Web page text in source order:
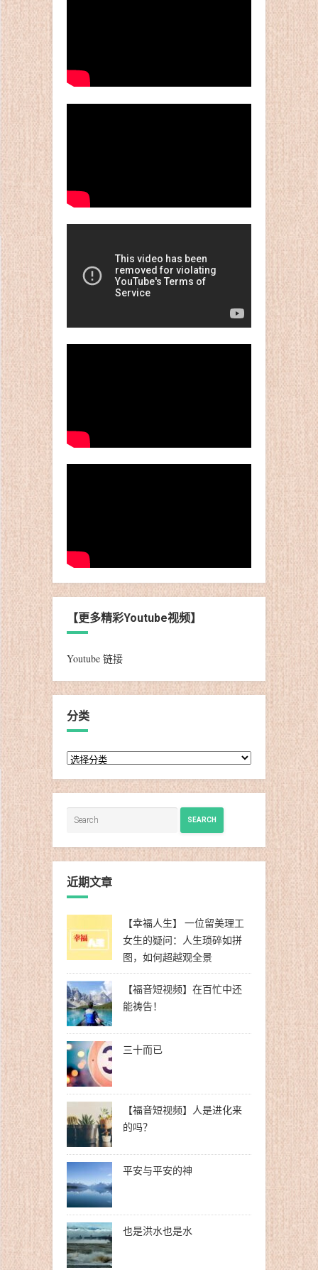
【更多精彩Youtube视频】
Youtube 链接
分类
分
SEARCH
近期文章
【幸福人生】 一位留美理工
女生的疑问：人生琐碎如拼
图，如何超越观全景
【福音短视频】在百忙中还
能祷告！
三十而已
【福音短视频】人是进化来
的吗？
平安与平安的神
也是洪水也是水